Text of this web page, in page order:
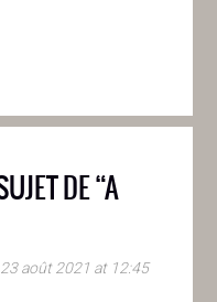
DE “A
23 août 2021 at 12:45